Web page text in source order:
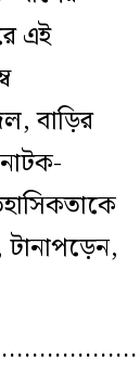
এই
বাড়ির
টানাপড়েন,